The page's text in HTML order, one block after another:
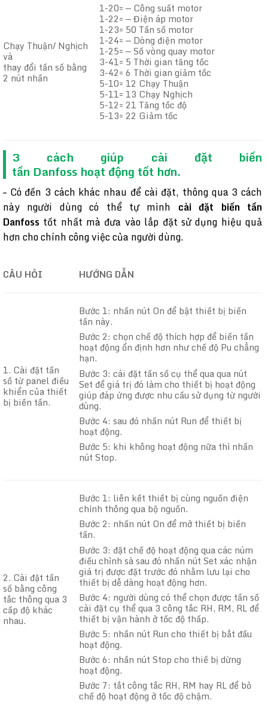
Chạy Thuận/ Nghịch
và
thay đổi tần số bằng
2 nút nhấn
1-20= — Công suất motor
1-22= — Điện áp motor
1-23= 50 Tần số motor
1-24= — Dòng điện motor
1-25= — Số vòng quay motor
3-41= 5 Thời gian tăng tốc
3-42= 6 Thời gian giảm tốc
5-10= 12 Chạy Thuận
5-11= 13 Chạy Nghịch
5-12= 21 Tăng tốc độ
5-13= 22 Giảm tốc
3 cách giúp cài đặt biến
tần Danfoss hoạt động tốt hơn.
– Có đến 3 cách khác nhau để cài đặt, thông qua 3 cách
này người dùng có thể tự mình cài đặt biến tần
Danfoss tốt nhất mà đưa vào lắp đặt sử dụng hiệu quả
hơn cho chính công việc của người dùng.
CÂU HỎI HƯỚNG DẪN
1. Cài đặt tần
số từ panel điều
khiển của thiết
bị biến tần.
Bước 1: nhấn nút On để bật thiết bị biến
tần này.
Bước 2: chọn chế độ thích hợp để biến tần
hoạt động ổn định hơn như chế độ Pu chẳng
hạn.
Bước 3: cái đặt tần số cụ thể qua qua nút
Set để giá trị đó làm cho thiết bị hoạt động
giúp đáp ứng được nhu cầu sử dụng từ người
dùng.
Bước 4: sau đó nhấn nút Run để thiết bị
hoạt động.
Bước 5: khi không hoạt động nữa thì nhấn
nút Stop.
2. Cài đặt tần
số bằng công
tắc thông qua 3
cấp độ khác
nhau.
Bước 1: liên kết thiết bị cùng nguồn điện
chính thông qua bộ nguồn.
Bước 2: nhấn nút On để mở thiết bị biến
tần.
Bước 3: đặt chế độ hoạt động qua các núm
điều chỉnh sà sau đó nhấn nút Set xác nhận
giá trị được đặt trước đó nhằm lưu lại cho
thiết bị dễ dàng hoạt động hơn.
Bước 4: người dùng có thể chọn được tần số
cài đặt cụ thể qua 3 công tắc RH, RM, RL để
thiết bị vận hành ở tốc độ thấp.
Bước 5: nhấn nút Run cho thiết bị bắt đầu
hoạt động.
Bước 6: nhấn nút Stop cho thiế bị dừng
hoạt động.
Bước 7: tắt công tắc RH, RM hay RL để bỏ
chế độ hoạt động ở tốc độ chậm.